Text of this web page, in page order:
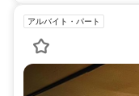
アルバイト・パート